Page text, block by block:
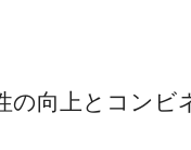
向上とコンビ